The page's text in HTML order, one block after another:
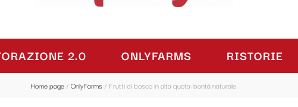
2.0 ONLYFARMS RISTORIE
Home page/OnlyFarms / Frutti di bosco in alta quota: bontà naturale